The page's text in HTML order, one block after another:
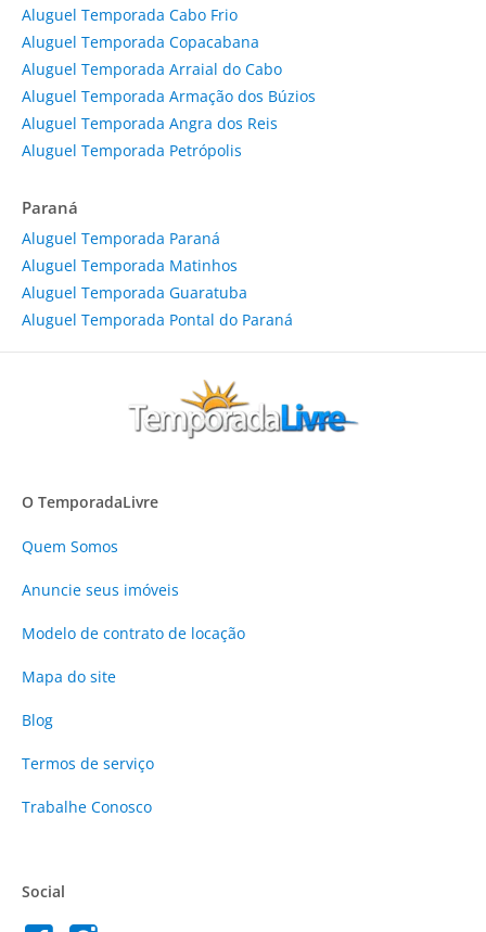
Aluguel Temporada Cabo Frio
Aluguel Temporada Copacabana
Aluguel Temporada Arraial do Cabo
Aluguel Temporada Armação dos Búzios
Aluguel Temporada Angra dos Reis
Aluguel Temporada Petrópolis
Paraná
Aluguel Temporada Paraná
Aluguel Temporada Matinhos
Aluguel Temporada Guaratuba
Aluguel Temporada Pontal do Paraná
O TemporadaLivre
Quem Somos
Anuncie seus imóveis
Modelo de contrato de locação
Mapa do site
Blog
Termos de serviço
Trabalhe Conosco
Social